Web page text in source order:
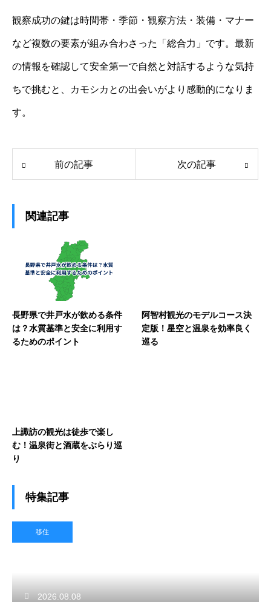
観察成功の鍵は時間帯・季節・観察方法・装備・マナー
など複数の要素が組み合わさった「総合力」です。最新
の情報を確認して安全第一で自然と対話するような気持
ちで挑むと、カモシカとの出会いがより感動的になりま
す。
前の記事 次の記事
関連記事
長野県で井戸水が飲める条件
は？水質基準と安全に利用す
るためのポイント
阿智村観光のモデルコース決
定版！星空と温泉を効率良く
巡る
上諏訪の観光は徒歩で楽し
む！温泉街と酒蔵をぶらり巡
り
特集記事
移住
2026.08.08